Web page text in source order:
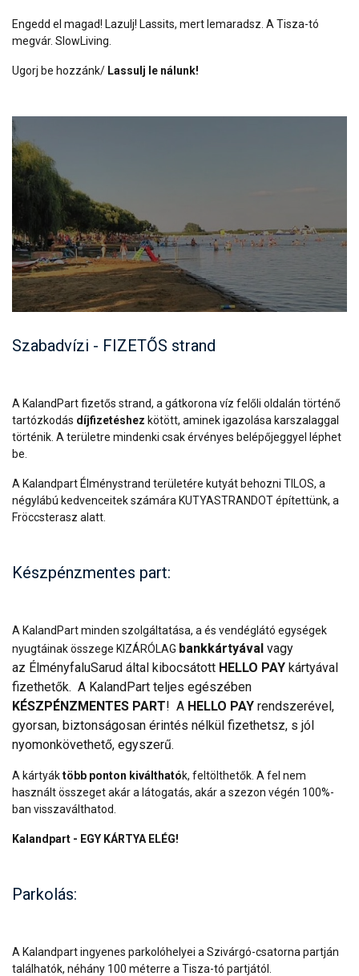
Engedd el magad! Lazulj! Lassits, mert lemaradsz. A Tisza-tó
megvár. SlowLiving.
Ugorj be hozzánk/ Lassulj le nálunk!
Szabadvízi - FIZETŐS strand
A KalandPart fizetős strand, a gátkorona víz felőli oldalán történő
tartózkodás díjfizetéshez kötött, aminek igazolása karszalaggal
történik. A területre mindenki csak érvényes belépőjeggyel léphet
be.
A Kalandpart Élménystrand területére kutyát behozni TILOS, a
négylábú kedvenceitek számára KUTYASTRANDOT építettünk, a
Fröccsterasz alatt.
Készpénzmentes part:
A KalandPart minden szolgáltatása, a és vendéglátó egységek
nyugtáinak összege KIZÁRÓLAG bankkártyával vagy
az ÉlményfaluSarud által kibocsátott HELLO PAY kártyával
fizethetők. A KalandPart teljes egészében
KÉSZPÉNZMENTES PART! A HELLO PAY rendszerével,
gyorsan, biztonságosan érintés nélkül fizethetsz, s jól
nyomonkövethető, egyszerű.
A kártyáktöbb ponton kiválthatók, feltölthetők. A fel nem
használt összeget akár a látogatás, akár a szezon végén 100%-
ban visszaválthatod.
Kalandpart - EGY KÁRTYA ELÉG!
Parkolás:
A Kalandpart ingyenes parkolóhelyei a Szivárgó-csatorna partján
találhatók, néhány 100 méterre a Tisza-tó partjától.